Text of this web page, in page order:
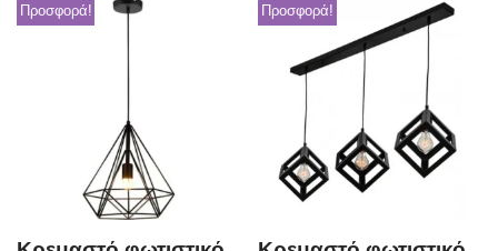
Προσφορά! Προσφορά!